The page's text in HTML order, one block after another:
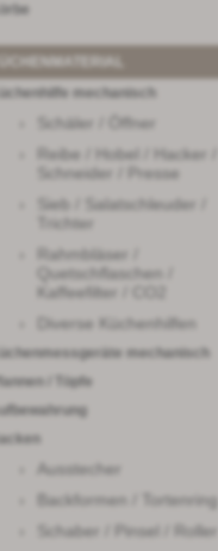
mechanisch
Schäler / Öffner
Reibe / Hobel / Hacker /
Schneider / Presse
Sieb / Salatschleuder /
Trichter
Rahmbläser /
Quetschflaschen /
Kaffeefilter / CO2
Diverse Küchenhilfen
mechanisch
/ Töpfe
Ausstecher
Backformen / Tortenring
Schaber / Pinsel / Roller